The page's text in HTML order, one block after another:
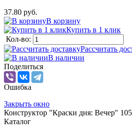
37.80 руб.
В корзину
Купить в 1 клик
Кол-во:
Рассчитать
В наличии
Поделиться
Ошибка
Закрыть окно
Конструктор "Краски дня: Вечер" 105
Каталог